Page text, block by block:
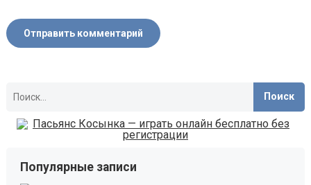
Популярные записи